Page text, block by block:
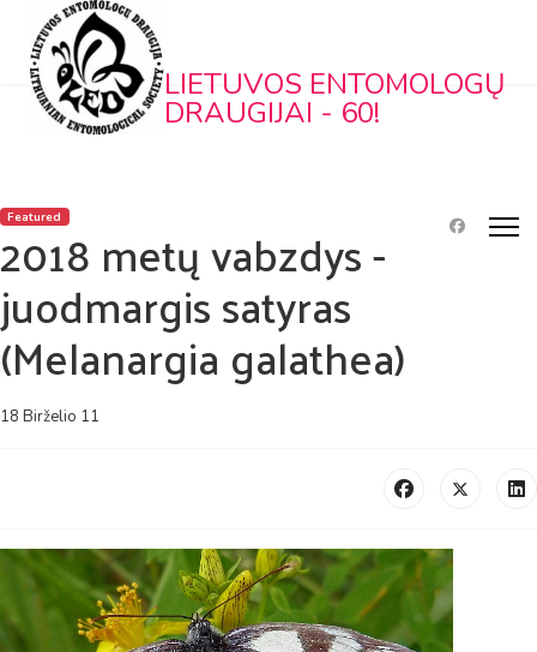
LIETUVOS ENTOMOLOGŲ
DRAUGIJAI - 60!
Featured
2018 metų vabzdys -
juodmargis satyras
(Melanargia galathea)
18 Birželio 11